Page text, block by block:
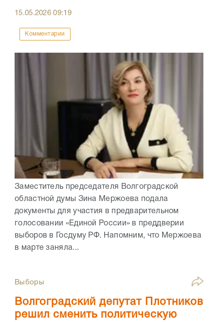
15.05.202609:19
Комментарии
Заместитель председателя Волгоградской
областной думы Зина Мержоева подала
документы для участия в предварительном
голосовании «Единой России» в преддверии
выборов в Госдуму РФ. Напомним, что Мержоева
в марте заняла...
Выборы
Волгоградский депутат Плотников
решил сменить политическую